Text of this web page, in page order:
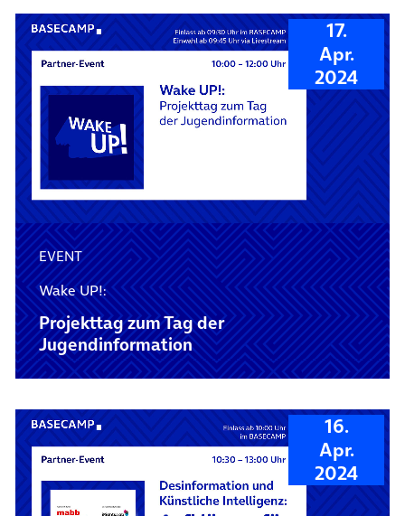
17.
Apr.
2024
EVENT
Wake UP!:
Projekttag zum Tag der
Jugendinformation
16.
Apr.
2024